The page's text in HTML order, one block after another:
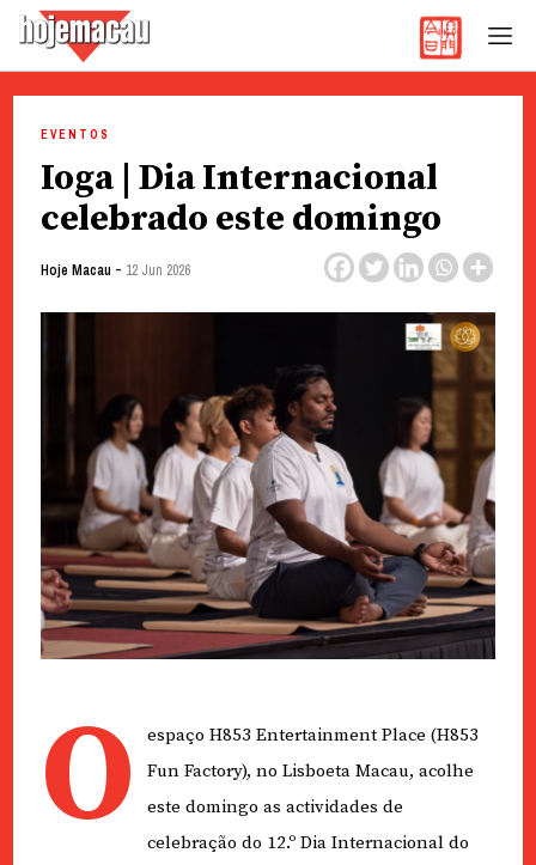
content
EVENTOS
Ioga | Dia Internacional
celebrado este domingo
Hoje Macau - 12 Jun 2026
O
espaço H853 Entertainment Place (H853
Fun Factory), no Lisboeta Macau, acolhe
este domingo as actividades de
celebração do 12.º Dia Internacional do